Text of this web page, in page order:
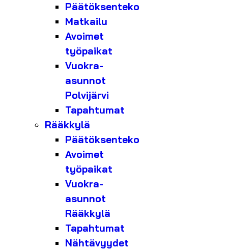
Päätöksenteko
Matkailu
Avoimet
työpaikat
Vuokra-
asunnot
Polvijärvi
Tapahtumat
Rääkkylä
Päätöksenteko
Avoimet
työpaikat
Vuokra-
asunnot
Rääkkylä
Tapahtumat
Nähtävyydet